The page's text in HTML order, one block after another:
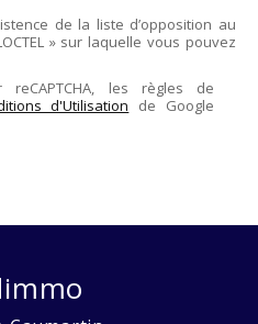
de la liste d’opposition au
» sur laquelle vous pouvez
les règles de
d'Utilisation de Google